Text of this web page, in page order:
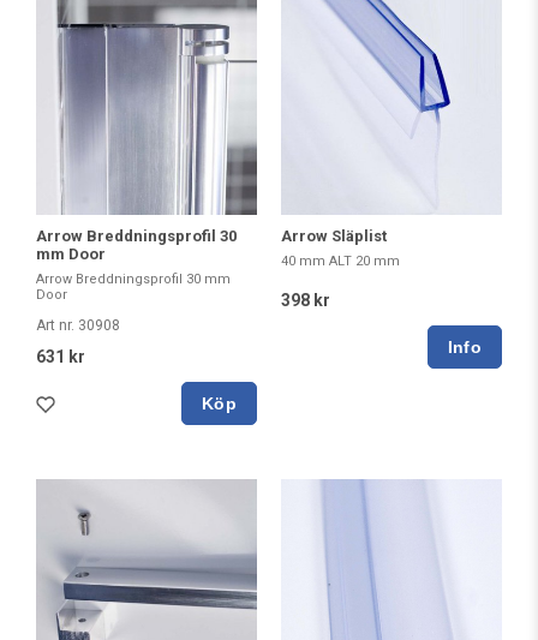
Arrow Breddningsprofil 30
mm Door
Arrow Breddningsprofil 30 mm
Door
Art nr. 30908
631 kr
Köp
Arrow Släplist
40 mm ALT 20 mm
398 kr